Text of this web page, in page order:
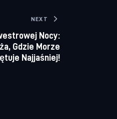
NEXT
Nocy:
Gdzie Morze
Najjaśniej!